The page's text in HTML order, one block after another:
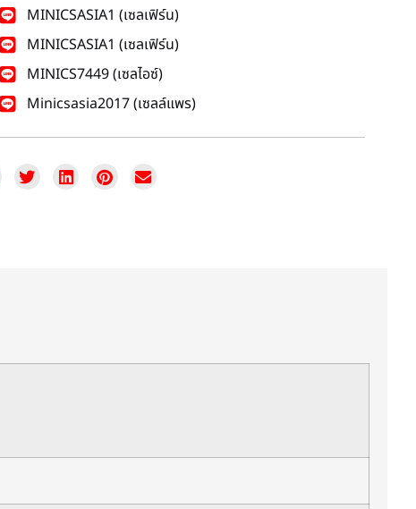
MINICSASIA1 (เซลเฟิร์น)
MINICSASIA1 (เซลเฟิร์น)
MINICS7449 (เซลไอซ์)
Minicsasia2017 (เซลล์แพร)